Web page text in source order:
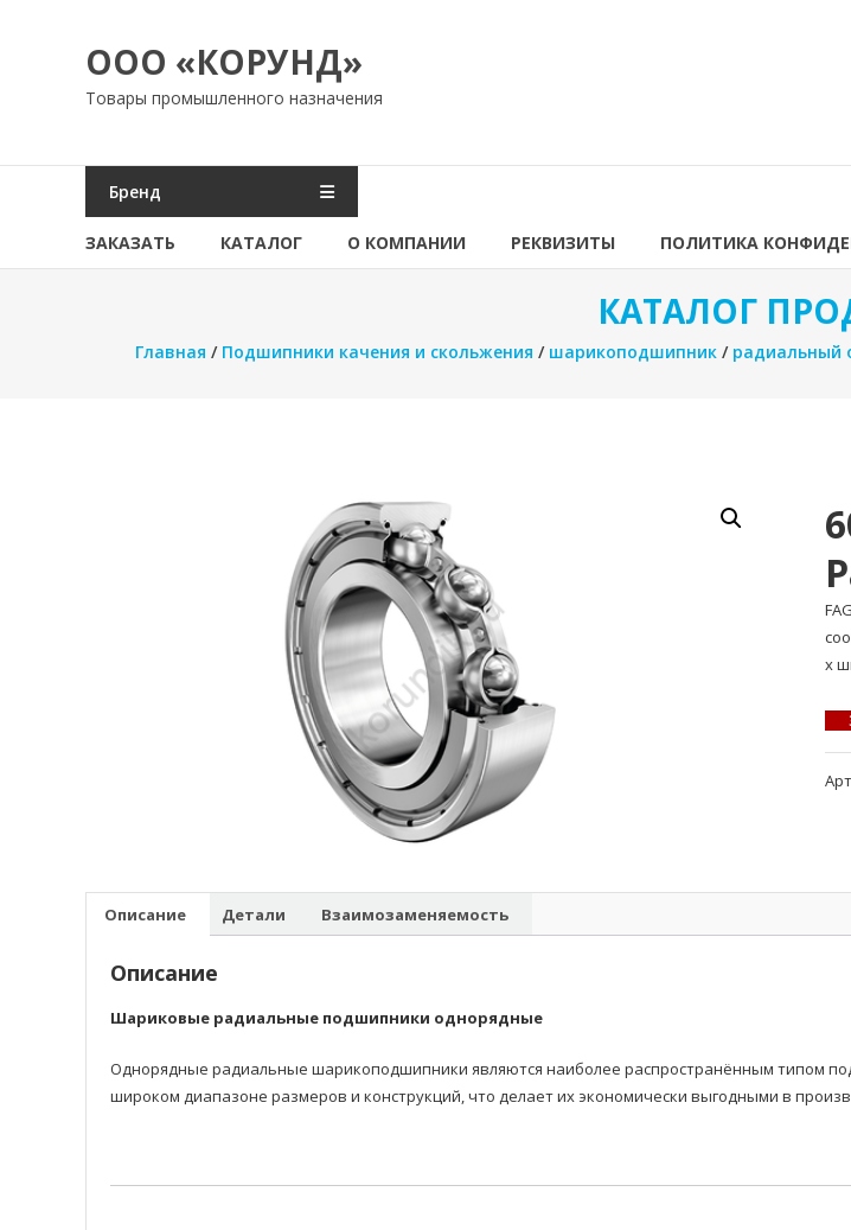
содержимомуООО «КОРУНД»
Товары промышленного назначения
Бренд
ЗАКАЗАТЬ КАТАЛОГ О КОМПАНИИ РЕКВИЗИТЫ ПОЛИТИКА
КАТАЛОГ
Главная / Подшипники качения и скольжения / шарикоподшипник / радиальный
x
Описание Детали Взаимозаменяемость
Описание
Шариковые радиальные подшипники однорядные
Однорядные радиальные шарикоподшипники являются наиболее распространённым типом
широком диапазоне размеров и конструкций, что делает их экономически выгодными в